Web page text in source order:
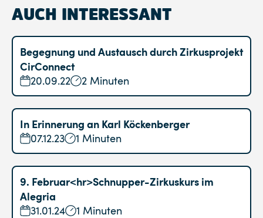
AUCH INTERESSANT
Begegnung und Austausch durch Zirkusprojekt
CirConnect
20.09.22 2 Minuten
In Erinnerung an Karl Köckenberger
07.12.23 1 Minuten
9. Februar<hr>Schnupper-Zirkuskurs im
Alegria
31.01.24 1 Minuten